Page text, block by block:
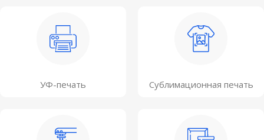
УФ-печать Сублимационная печать